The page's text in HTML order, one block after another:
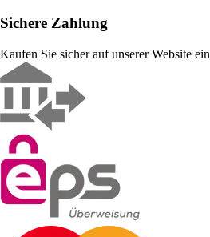
Sichere Zahlung
Kaufen Sie sicher auf unserer Website ein